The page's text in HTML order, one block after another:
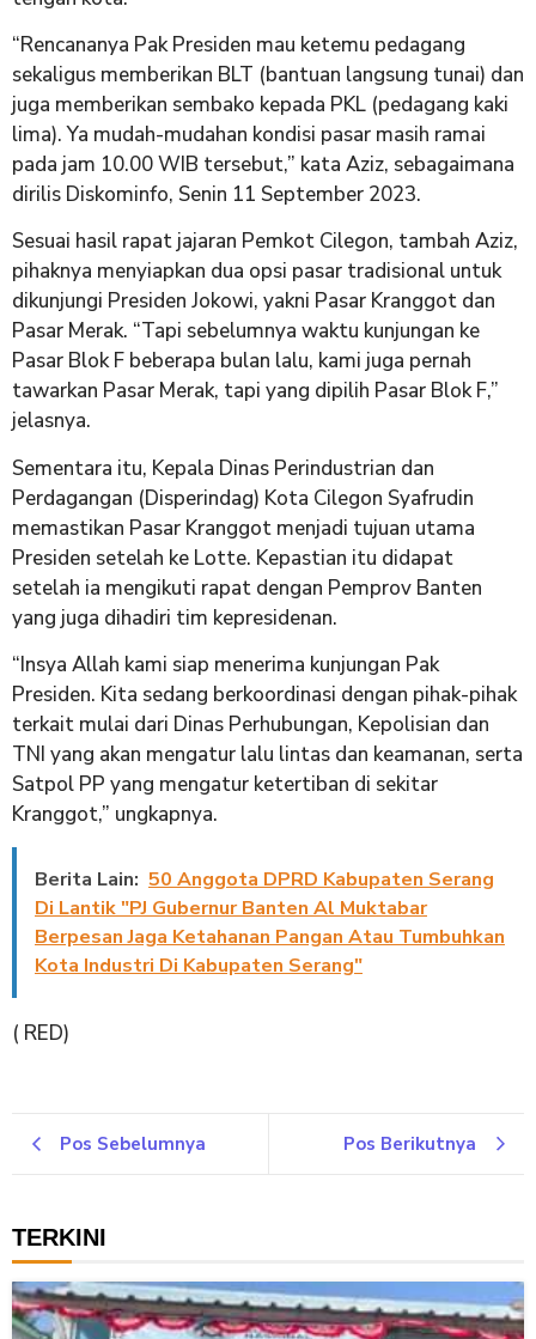
“Rencananya Pak Presiden mau ketemu pedagang
sekaligus memberikan BLT (bantuan langsung tunai) dan
juga memberikan sembako kepada PKL (pedagang kaki
lima). Ya mudah-mudahan kondisi pasar masih ramai
pada jam 10.00 WIB tersebut,” kata Aziz, sebagaimana
dirilis Diskominfo, Senin 11 September 2023.
Sesuai hasil rapat jajaran Pemkot Cilegon, tambah Aziz,
pihaknya menyiapkan dua opsi pasar tradisional untuk
dikunjungi Presiden Jokowi, yakni Pasar Kranggot dan
Pasar Merak. “Tapi sebelumnya waktu kunjungan ke
Pasar Blok F beberapa bulan lalu, kami juga pernah
tawarkan Pasar Merak, tapi yang dipilih Pasar Blok F,”
jelasnya.
Sementara itu, Kepala Dinas Perindustrian dan
Perdagangan (Disperindag) Kota Cilegon Syafrudin
memastikan Pasar Kranggot menjadi tujuan utama
Presiden setelah ke Lotte. Kepastian itu didapat
setelah ia mengikuti rapat dengan Pemprov Banten
yang juga dihadiri tim kepresidenan.
“Insya Allah kami siap menerima kunjungan Pak
Presiden. Kita sedang berkoordinasi dengan pihak-pihak
terkait mulai dari Dinas Perhubungan, Kepolisian dan
TNI yang akan mengatur lalu lintas dan keamanan, serta
Satpol PP yang mengatur ketertiban di sekitar
Kranggot,” ungkapnya.
Berita Lain: 50 Anggota DPRD Kabupaten Serang
Di Lantik "PJ Gubernur Banten Al Muktabar
Berpesan Jaga Ketahanan Pangan Atau Tumbuhkan
Kota Industri Di Kabupaten Serang"
( RED)
Pos Sebelumnya Pos Berikutnya
TERKINI